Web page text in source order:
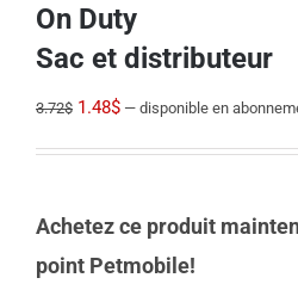
On Duty
Sac et distributeur
3.72$ Le
3.72$.
1.48$Le
1.48$.
— disponible en
Achetez ce produit
point Petmobile!